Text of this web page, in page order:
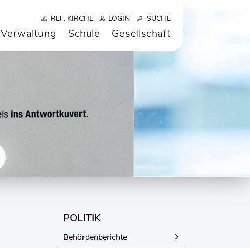
REF. KIRCHE LOGIN SUCHE
Verwaltung Schule Gesellschaft
POLITIK
Behördenberichte